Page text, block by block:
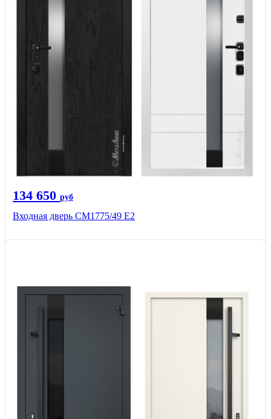
134 650 руб
Входная дверь СМ1775/49 Е2